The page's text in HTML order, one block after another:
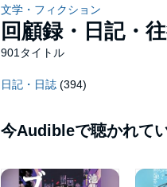
文学・フィクション
回顧録・日記・
901タイトル
日記・日誌 (394)
今Audibleで聴かれて